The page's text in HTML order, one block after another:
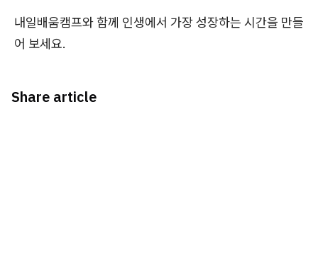
내일배움캠프와 함께 인생에서 가장 성장하는 시간을 만들
어 보세요.
Share article